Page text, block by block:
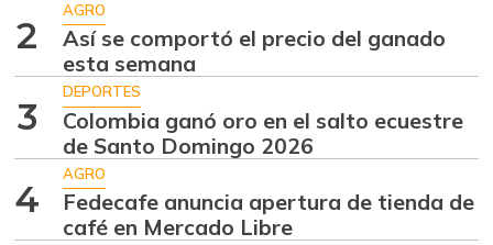
2
AGRO
Así se comportó el precio del ganado
esta semana
3
DEPORTES
Colombia ganó oro en el salto ecuestre
de Santo Domingo 2026
4
AGRO
Fedecafe anuncia apertura de tienda de
café en Mercado Libre